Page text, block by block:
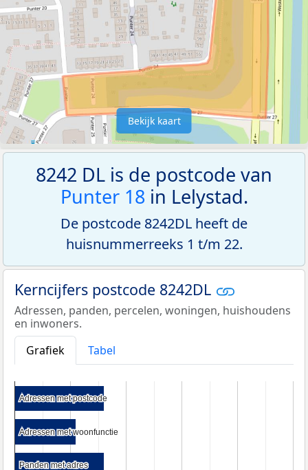
Bekijk kaart
8242 DL is de postcode van
Punter 18 in Lelystad.
De postcode 8242DL heeft de
huisnummerreeks 1 t/m 22.
Kerncijfers postcode 8242DL
Adressen, panden, percelen, woningen, huishoudens
en inwoners.
Grafiek
Tabel
Adressen met postcode
Adressen met postcode
Adressen met woonfunctie
Adressen met woonfunctie
Panden met adres
Panden met adres